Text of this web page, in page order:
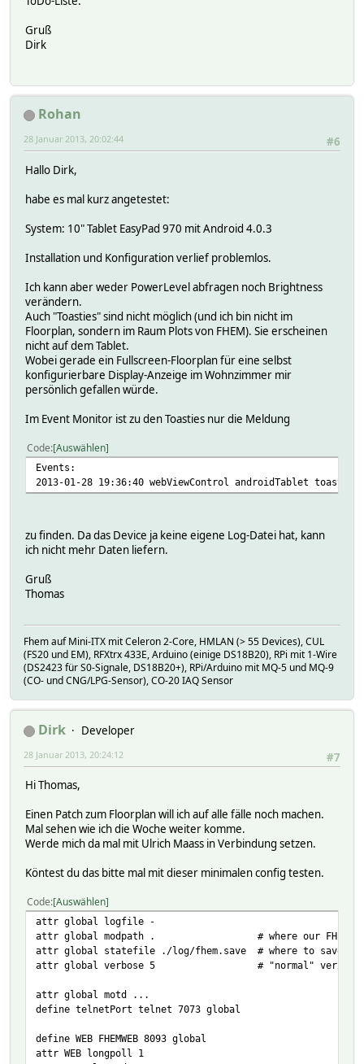
Gruß
Dirk
Rohan
#6
28 Januar 2013, 20:02:44
Hallo Dirk,
habe es mal kurz angetestet:
System: 10" Tablet EasyPad 970 mit Android 4.0.3
Installation und Konfiguration verlief problemlos.
Ich kann aber weder PowerLevel abfragen noch Brightness
verändern.
Auch "Toasties" sind nicht möglich (und ich bin nicht im
Floorplan, sondern im Raum Plots von FHEM). Sie erscheinen
nicht auf dem Tablet.
Wobei gerade ein Fullscreen-Floorplan für eine selbst
konfigurierbare Display-Anzeige im Wohnzimmer mir
persönlich gefallen würde.
Im Event Monitor ist zu den Toasties nur die Meldung
Code Auswählen
Events:
2013-01-28 19:36:40 webViewControl androidTablet
zu finden. Da das Device ja keine eigene Log-Datei hat, kann
ich nicht mehr Daten liefern.
Gruß
Thomas
Fhem auf Mini-ITX mit Celeron 2-Core, HMLAN (> 55 Devices), CUL
(FS20 und EM), RFXtrx 433E, Arduino (einige DS18B20), RPi mit 1-Wire
(DS2423 für S0-Signale, DS18B20+), RPi/Arduino mit MQ-5 und MQ-9
(CO- und CNG/LPG-Sensor), CO-20 IAQ Sensor
Dirk
Developer
#7
28 Januar 2013, 20:24:12
Hi Thomas,
Einen Patch zum Floorplan will ich auf alle fälle noch machen.
Mal sehen wie ich die Woche weiter komme.
Werde mich da mal mit Ulrich Maass in Verbindung setzen.
Köntest du das bitte mal mit dieser minimalen config testen.
Code Auswählen
attr global logfile -
attr global modpath . # where our FHEM
attr global statefile ./log/fhem.save # where to save
attr global verbose 5 # "normal" verbosity
attr global motd ...
define telnetPort telnet 7073 global
define WEB FHEMWEB 8093 global
attr WEB longpoll 1